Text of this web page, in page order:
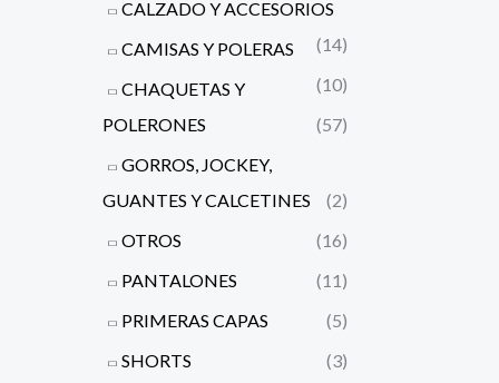
CALZADO Y ACCESORIOS
(14)
CAMISAS Y POLERAS
(10)
CHAQUETAS Y
POLERONES
(57)
GORROS, JOCKEY,
GUANTES Y CALCETINES
(2)
OTROS
(16)
PANTALONES
(11)
PRIMERAS CAPAS
(5)
SHORTS
(3)